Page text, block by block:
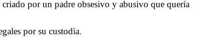
por un padre obsesivo y abusivo que quería
por su custodia.